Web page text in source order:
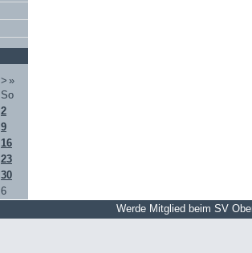
> »
So
2
9
16
23
30
6
Werde Mitglied beim SV